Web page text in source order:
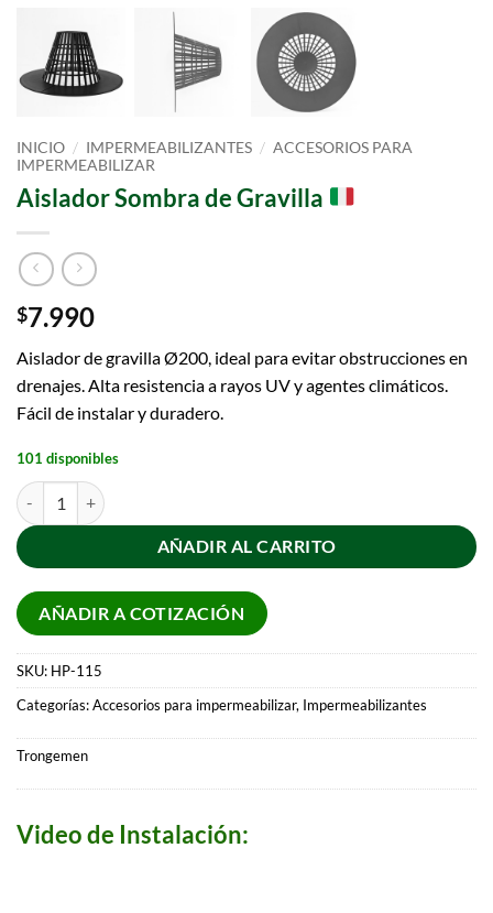
INICIO / IMPERMEABILIZANTES / ACCESORIOS PARA
IMPERMEABILIZAR
Aislador Sombra de Gravilla
$7.990
Aislador de gravilla Ø200, ideal para evitar obstrucciones en
drenajes. Alta resistencia a rayos UV y agentes climáticos.
Fácil de instalar y duradero.
101 disponibles
AÑADIR AL CARRITO
AÑADIR A COTIZACIÓN
SKU: HP-115
Categorías:Accesorios para impermeabilizar, Impermeabilizantes
Trongemen
Video de Instalación: